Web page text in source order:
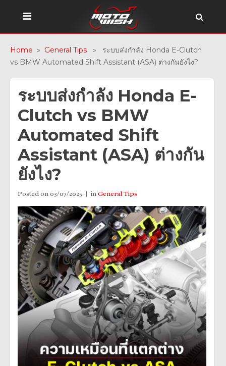
Home » General Tips » ระบบส่งกำลัง Honda E-Clutch
vs BMW Automated Shift Assistant (ASA) ต่างกันยังไง?
ระบบส่งกำลัง Honda E-
Clutch vs BMW
Automated Shift
Assistant (ASA) ต่างกัน
ยังไง?
Posted on03/07/2025 inGeneral Tips